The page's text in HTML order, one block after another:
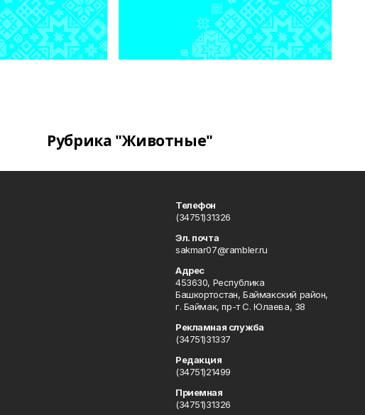
Рубрика "Животные"
Телефон
(34751)31326
Эл. почта
sakmar07@rambler.ru
Адрес
453630, Республика
Башкортостан, Баймакский район,
г. Баймак, пр-т С. Юлаева, 38
Рекламная служба
(34751)31337
Редакция
(34751)21499
Приемная
(34751)31326